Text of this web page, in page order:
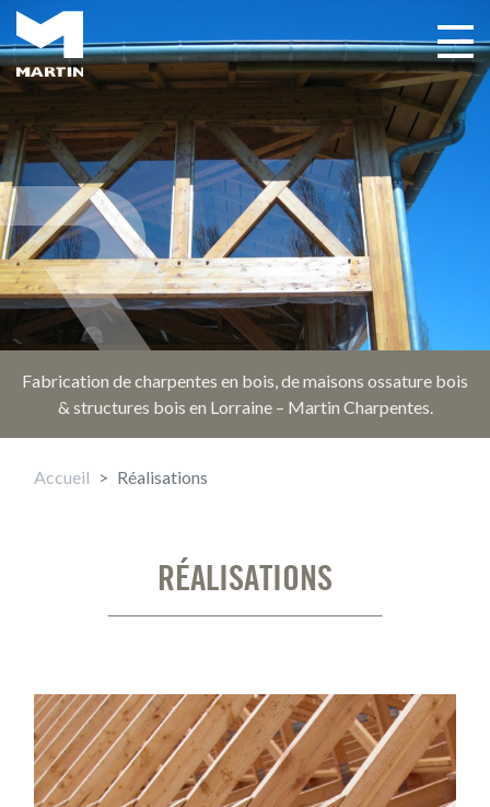
Aller
au
contenu
principal
Main navigation Toggle
Fabrication de charpentes en bois, de maisons ossature bois
& structures bois en Lorraine – Martin Charpentes.
Accueil Réalisations
RÉALISATIONS